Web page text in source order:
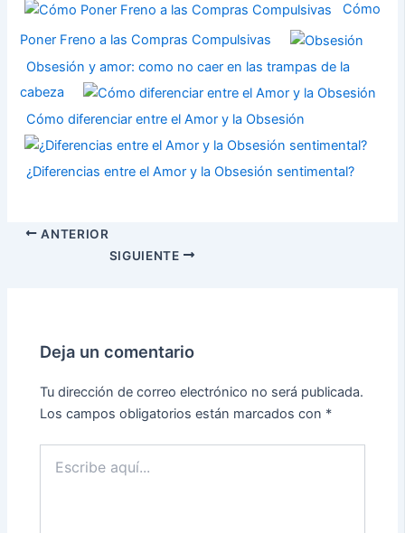
Cómo
Poner Freno a las Compras Compulsivas
Obsesión y amor: como no caer en las trampas de la
cabeza
Cómo diferenciar entre el Amor y la Obsesión
¿Diferencias entre el Amor y la Obsesión sentimental?
ANTERIOR
SIGUIENTE
Deja un comentario
Tu dirección de correo electrónico no será publicada.
Los campos obligatorios están marcados con *
aquí...